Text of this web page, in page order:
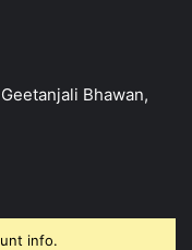
Bhawan,
info.